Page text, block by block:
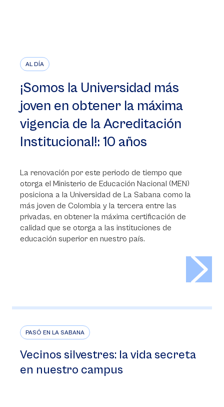
AL DÍA
¡Somos la Universidad más
joven en obtener la máxima
vigencia de la Acreditación
Institucional!: 10 años
La renovación por este periodo de tiempo que
otorga el Ministerio de Educación Nacional (MEN)
posiciona a la Universidad de La Sabana como la
más joven de Colombia y la tercera entre las
privadas, en obtener la máxima certificación de
calidad que se otorga a las instituciones de
educación superior en nuestro país.
PASÓ EN LA SABANA
Vecinos silvestres: la vida secreta
en nuestro campus